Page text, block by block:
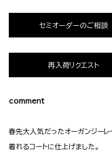
セミオーダーのご相談
再入荷リクエスト
comment
春先大人気だったオーガンジーレ
着れるコートに仕上げました。